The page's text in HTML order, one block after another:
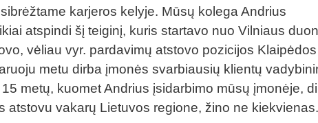
karjeros kelyje. Mūsų kolega Andrius
atspindi šį teiginį, kuris startavo nuo Vilniaus
vėliau vyr. pardavimų atstovo pozicijos Klaipėdos
metu dirba įmonės svarbiausių klientų
metų, kuomet Andrius įsidarbimo mūsų įmonėje,
atstovu vakarų Lietuvos regione, žino ne kiekvienas.